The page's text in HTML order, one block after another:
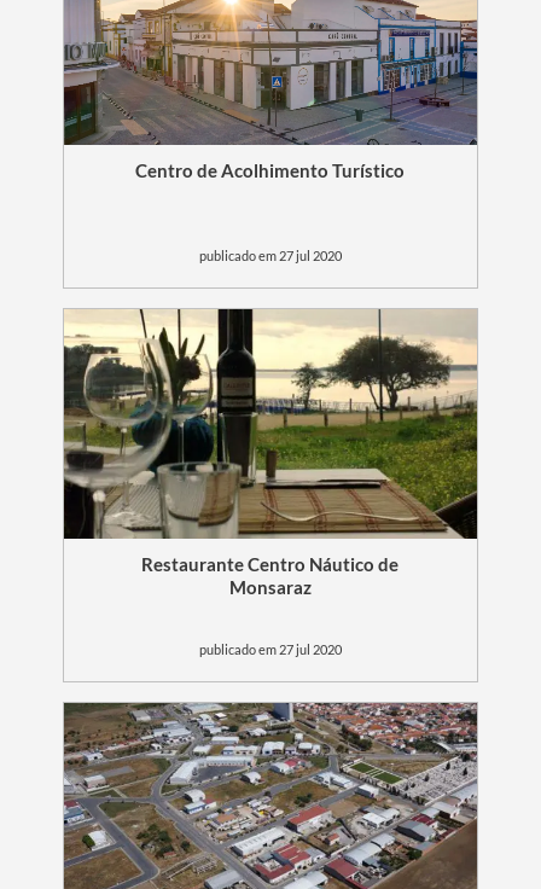
Centro de Acolhimento Turístico
publicado em 27 jul 2020
Restaurante Centro Náutico de
Monsaraz
publicado em 27 jul 2020